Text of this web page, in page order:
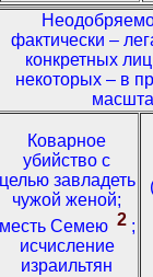
фактически –
конкретных
некоторых – в
Коварное
убийство с
целью завладеть
чужой женой;
месть Семею 2 ;
исчисление
израильтян